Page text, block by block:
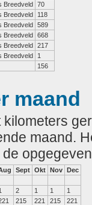
Breedveld 70
Breedveld
118
Breedveld 589
Breedveld 668
Breedveld 217
Breedveld
1
156
maand
maand.
Sept Okt Nov Dec
2 1 1
1
215 221 215
221